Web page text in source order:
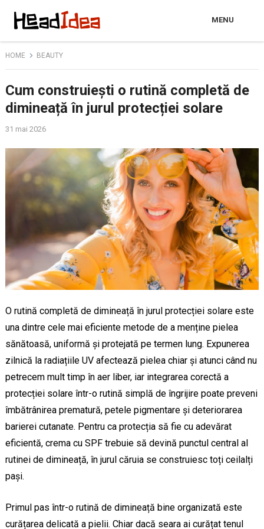
MENU
HOME BEAUTY
Cum construiești o rutină completă de
dimineață în jurul protecției solare
31 mai 2026
O rutină completă de dimineață în jurul protecției solare este
una dintre cele mai eficiente metode de a menține pielea
sănătoasă, uniformă și protejată pe termen lung. Expunerea
zilnică la radiațiile UV afectează pielea chiar și atunci când nu
petrecem mult timp în aer liber, iar integrarea corectă a
protecției solare într-o rutină simplă de îngrijire poate preveni
îmbătrânirea prematură, petele pigmentare și deteriorarea
barierei cutanate. Pentru ca protecția să fie cu adevărat
eficientă, crema cu SPF trebuie să devină punctul central al
rutinei de dimineață, în jurul căruia se construiesc toți ceilalți
pași.
Primul pas într-o rutină de dimineață bine organizată este
curățarea delicată a pielii. Chiar dacă seara ai curățat tenul